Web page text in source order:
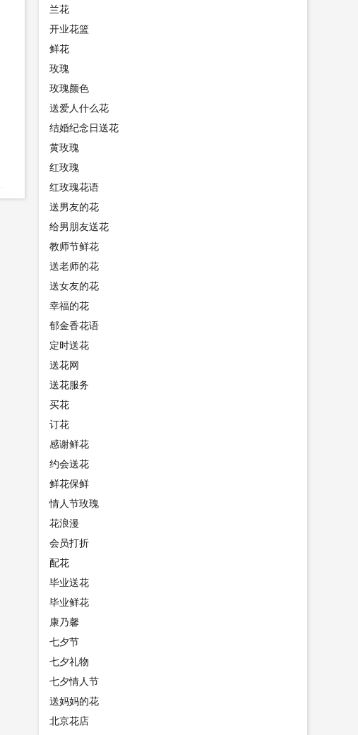
兰花
开业花篮
鲜花
玫瑰
玫瑰颜色
送爱人什么花
结婚纪念日送花
黄玫瑰
红玫瑰
红玫瑰花语
送男友的花
给男朋友送花
教师节鲜花
送老师的花
送女友的花
幸福的花
郁金香花语
定时送花
送花网
送花服务
买花
订花
感谢鲜花
约会送花
鲜花保鲜
情人节玫瑰
花浪漫
会员打折
配花
毕业送花
毕业鲜花
康乃馨
七夕节
七夕礼物
七夕情人节
送妈妈的花
北京花店